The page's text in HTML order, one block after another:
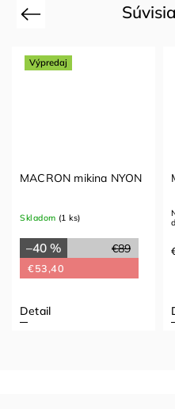
Previous
Výpredaj
MACRON mikina NYON
Skladom (1 ks)
€89
–40 %
€53,40
Detail